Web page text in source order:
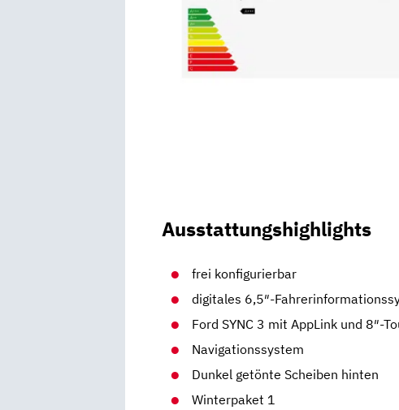
Ausstattungshighlights
frei konfigurierbar
digitales 6,5″-
Ford SYNC 3 mit AppLink und 8″-
Navigationssystem
Dunkel getönte Scheiben hinten
Winterpaket 1